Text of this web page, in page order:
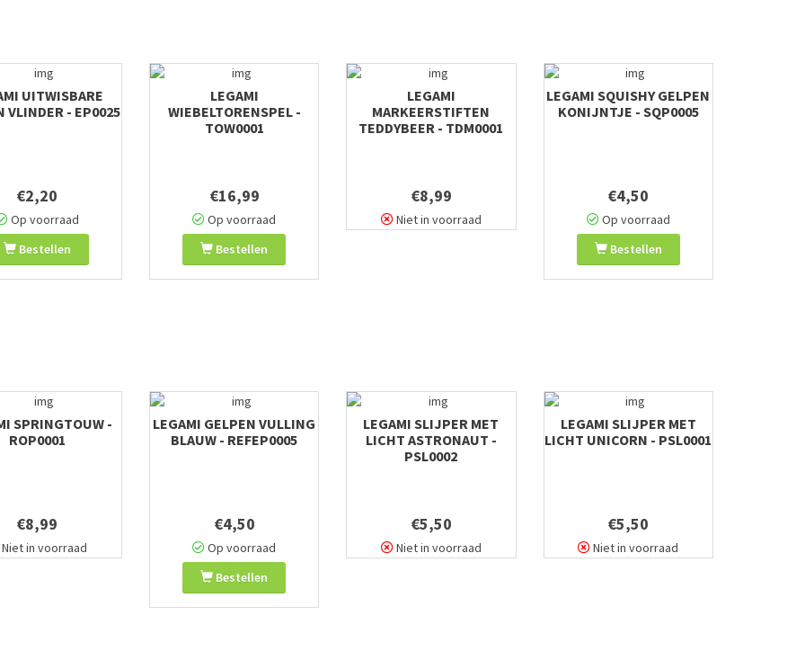
UITWISBARE
VLINDER - EP0025
€2,20
Op voorraad
Bestellen
LEGAMI
WIEBELTORENSPEL -
TOW0001
€16,99
Op voorraad
Bestellen
LEGAMI
MARKEERSTIFTEN
TEDDYBEER - TDM0001
€8,99
Niet in voorraad
LEGAMI SQUISHY GELPEN
KONIJNTJE - SQP0005
€4,50
Op voorraad
Bestellen
SPRINGTOUW -
ROP0001
€8,99
Niet in voorraad
LEGAMI GELPEN VULLING
BLAUW - REFEP0005
€4,50
Op voorraad
Bestellen
LEGAMI SLIJPER MET
LICHT ASTRONAUT -
PSL0002
€5,50
Niet in voorraad
LEGAMI SLIJPER MET
LICHT UNICORN - PSL0001
€5,50
Niet in voorraad